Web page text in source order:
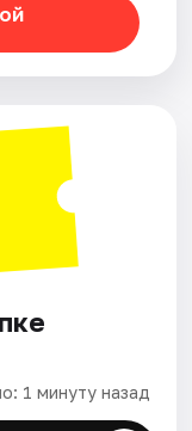
1 минуту назад